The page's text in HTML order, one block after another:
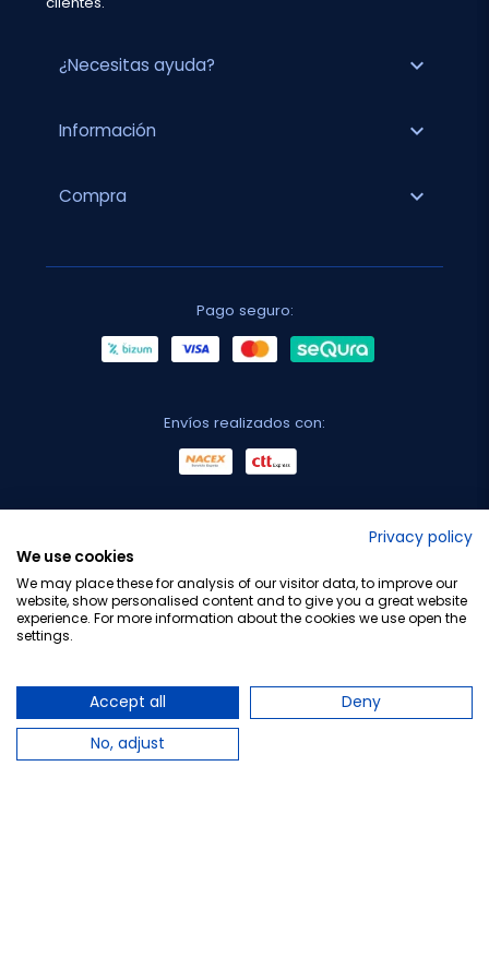
¿Necesitas ayuda? expand_more
Información expand_more
Compra expand_more
Pago seguro:
Envíos realizados con:
Privacy policy
We use cookies
We may place these for analysis of our visitor data, to improve our
website, show personalised content and to give you a great website
experience. For more information about the cookies we use open the
settings.
Accept all
Deny
No, adjust